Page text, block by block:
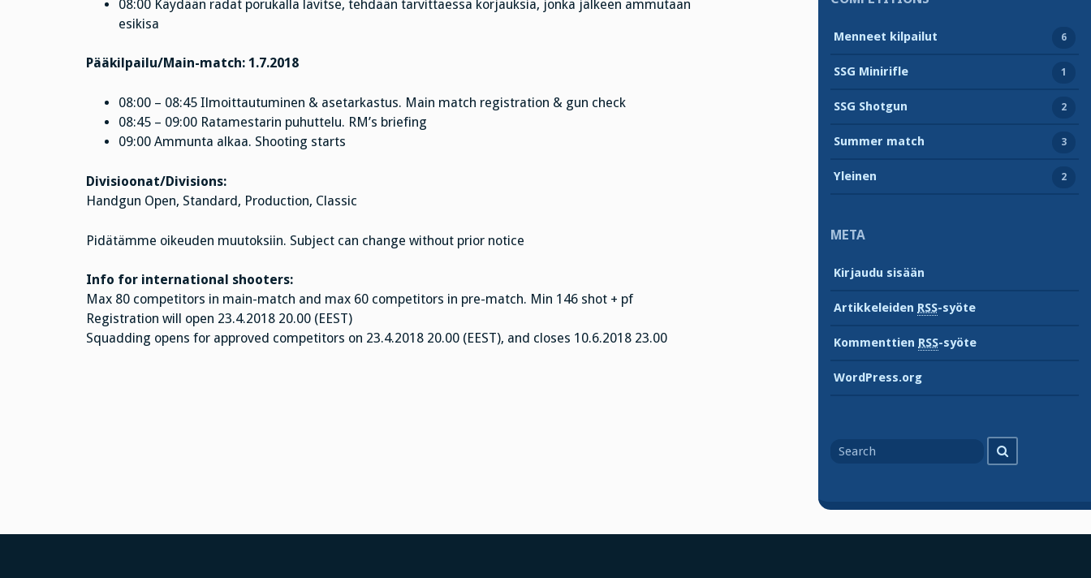
08:00 Käydään radat porukalla lävitse, tehdään tarvittaessa korjauksia, jonka jälkeen ammutaan
esikisa
Pääkilpailu/Main-match: 1.7.2018
08:00 – 08:45 Ilmoittautuminen & asetarkastus. Main match registration & gun check
08:45 – 09:00 Ratamestarin puhuttelu. RM’s briefing
09:00 Ammunta alkaa. Shooting starts
Divisioonat/Divisions:
Handgun Open, Standard, Production, Classic
Pidätämme oikeuden muutoksiin. Subject can change without prior notice
Info for international shooters:
Max 80 competitors in main-match and max 60 competitors in pre-match. Min 146 shot + pf
Registration will open 23.4.2018 20.00 (EEST)
Squadding opens for approved competitors on 23.4.2018 20.00 (EEST), and closes 10.6.2018 23.00
Menneet kilpailut 6
SSG Minirifle 1
SSG Shotgun 2
Summer match 3
Yleinen 2
META
Kirjaudu sisään
Artikkeleiden RSS-syöte
Kommenttien RSS-syöte
WordPress.org
for